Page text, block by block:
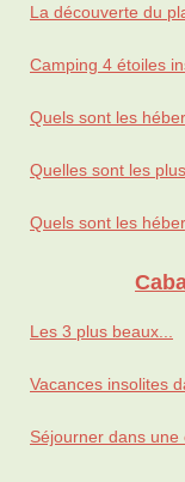
La découverte du
Camping 4 étoiles
Quels sont les
Quelles sont les plus
Quels sont les
Les 3 plus beaux...
Vacances insolites
Séjourner dans une